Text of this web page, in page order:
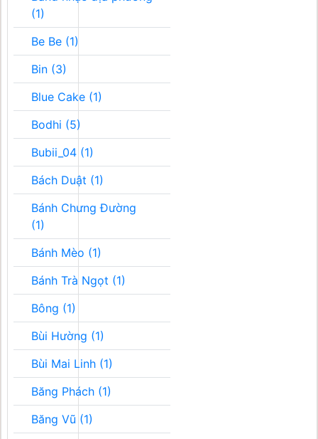
(1)
Be Be (1)
Bin (3)
Blue Cake (1)
Bodhi (5)
Bubii_04 (1)
Bách Duật (1)
Bánh Chưng Đường
(1)
Bánh Mèo (1)
Bánh Trà Ngọt (1)
Bông (1)
Bùi Hường (1)
Bùi Mai Linh (1)
Băng Phách (1)
Băng Vũ (1)